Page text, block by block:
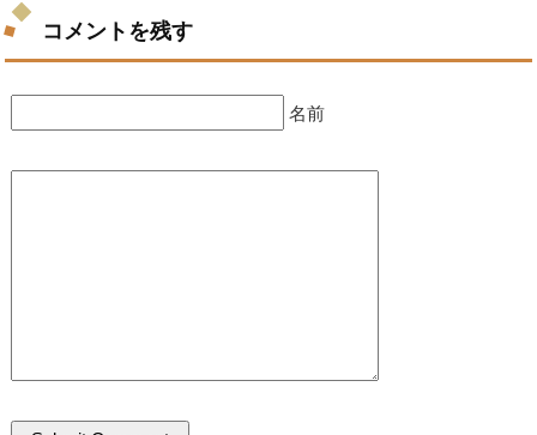
コメントを残す
名前